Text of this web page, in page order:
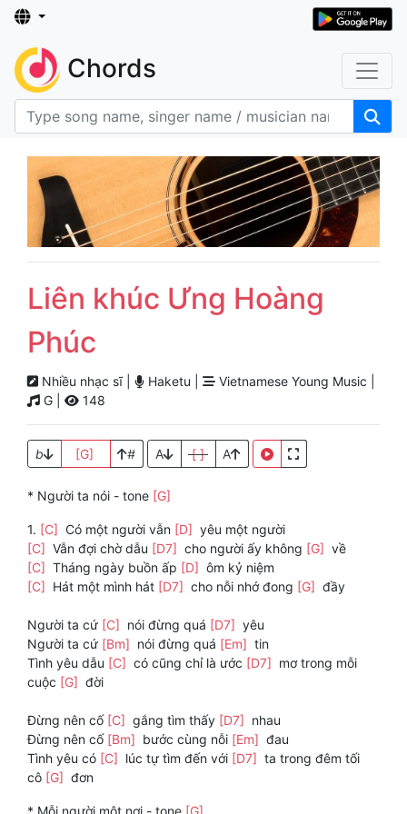
Chords
Liên khúc Ưng Hoàng
Phúc
Nhiều nhạc sĩ | Haketu |
Vietnamese Young Music |
G |
148
b [G] # A [ ] A
* Người ta nói - tone [G]
1. [C] Có một người vẫn [D] yêu một người
[C] Vẫn đợi chờ dẫu [D7] cho người ấy không [G] về
[C] Tháng ngày buồn ấp [D] ôm kỷ niệm
[C] Hát một mình hát [D7] cho nỗi nhớ đong [G] đầy
Người ta cứ [C] nói đừng quá [D7] yêu
Người ta cứ [Bm] nói đừng quá [Em] tin
Tình yêu dẫu [C] có cũng chỉ là ước [D7] mơ trong mỗi
cuộc [G] đời
Đừng nên cố [C] gắng tìm thấy [D7] nhau
Đừng nên cố [Bm] bước cùng nỗi [Em] đau
Tình yêu có [C] lúc tự tìm đến với [D7] ta trong đêm tối
cô [G] đơn